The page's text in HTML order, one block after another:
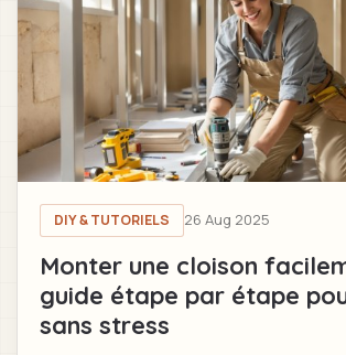
DIY & TUTORIELS 26 Aug 2025
Monter une cloison
guide étape par étape
sans stress